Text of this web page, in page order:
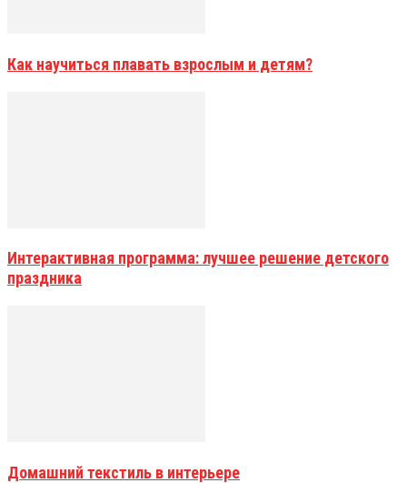
Как научиться плавать взрослым и детям?
Интерактивная программа: лучшее решение детского
праздника
Домашний текстиль в интерьере